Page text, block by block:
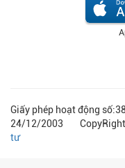
Giấy phép hoạt động
24/12/2003 CopyRight
tư